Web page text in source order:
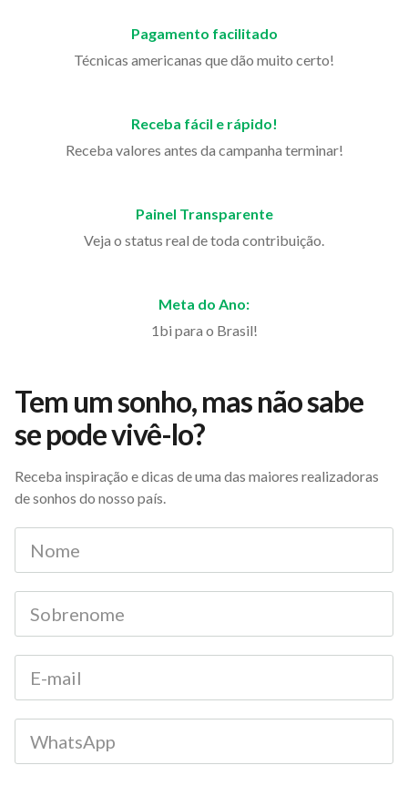
Pagamento facilitado
Técnicas americanas que dão muito certo!
Receba fácil e rápido!
Receba valores antes da campanha terminar!
Painel Transparente
Veja o status real de toda contribuição.
Meta do Ano:
1bi para o Brasil!
Tem um sonho, mas não sabe
se pode vivê-lo?
Receba inspiração e dicas de uma das maiores realizadoras
de sonhos do nosso país.